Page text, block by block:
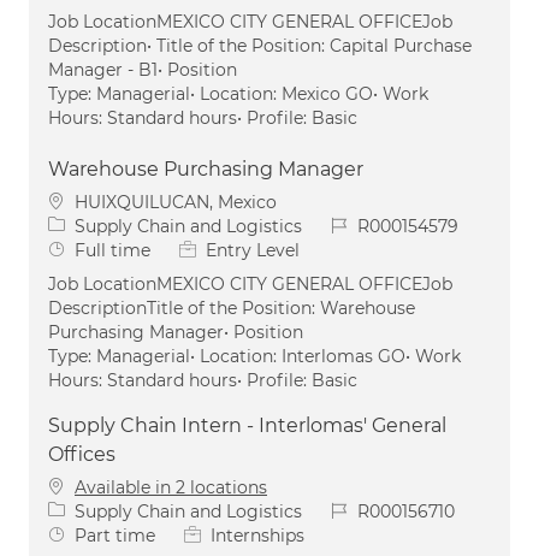
Job LocationMEXICO CITY GENERAL OFFICEJob
Description• Title of the Position: Capital Purchase
Manager - B1• Position
Type: Managerial• Location: Mexico GO• Work
Hours: Standard hours• Profile: Basic
Warehouse Purchasing Manager
Location
HUIXQUILUCAN, Mexico
Category
Supply Chain and Logistics Job IdR000154579
Job Type
Full time
Entry Level
Job LocationMEXICO CITY GENERAL OFFICEJob
DescriptionTitle of the Position: Warehouse
Purchasing Manager• Position
Type: Managerial• Location: Interlomas GO• Work
Hours: Standard hours• Profile: Basic
Supply Chain Intern - Interlomas' General
Offices
Available in 2 locations
Category
Supply Chain and Logistics Job IdR000156710
Job Type
Part time
Internships